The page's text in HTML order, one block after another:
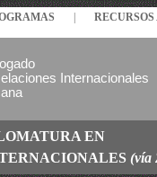
Internacionales
EN
(vía